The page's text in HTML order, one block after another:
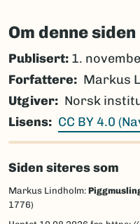
Om denne siden
Publisert: 1.
Forfattere
Markus
Utgiver
Norsk
Lisens
CC BY 4.0
Siden siteres som
Markus Lindholm:
1776)